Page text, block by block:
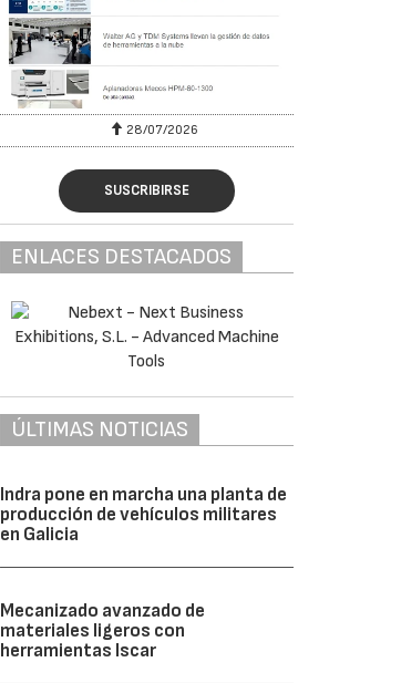
28/07/2026
SUSCRIBIRSE
ENLACES DESTACADOS
ÚLTIMAS NOTICIAS
Indra pone en marcha una planta de
producción de vehículos militares
en Galicia
Mecanizado avanzado de
materiales ligeros con
herramientas Iscar